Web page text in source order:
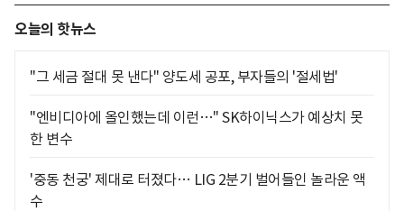
오늘의 핫뉴스
"그 세금 절대 못 낸다" 양도세 공포, 부자들의 '절세법'
"엔비디아에 올인했는데 이런…" SK하이닉스가 예상치 못
한 변수
'중동 천궁' 제대로 터졌다… LIG 2분기 벌어들인 놀라운 액
수